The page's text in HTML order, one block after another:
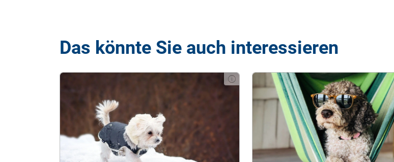
Das könnte Sie auch interessieren